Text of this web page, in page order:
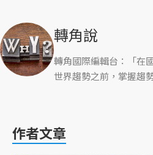
轉角說
轉角國際編輯台：「在
世界趨勢之前，掌握趨勢
作者文章